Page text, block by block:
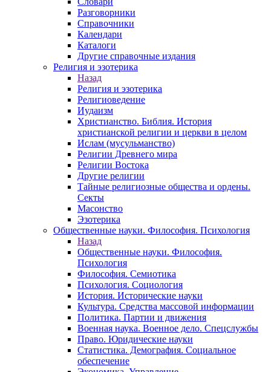
Разговорники
Справочники
Календари
Каталоги
Другие справочные издания
Религия и эзотерика
Назад
Религия и эзотерика
Религиоведение
Иудаизм
Христианство. Библия. История
христианской религии и церкви в целом
Ислам (мусульманство)
Религии Древнего мира
Религии Востока
Другие религии
Тайные религиозные общества и ордены.
Секты
Масонство
Эзотерика
Общественные науки. Философия. Психология
Назад
Общественные науки. Философия.
Психология
Философия. Семиотика
Психология. Социология
История. Исторические науки
Культура. Средства массовой информации
Политика. Партии и движения
Военная наука. Военное дело. Спецслужбы
Право. Юридические науки
Статистика. Демография. Социальное
обеспечение